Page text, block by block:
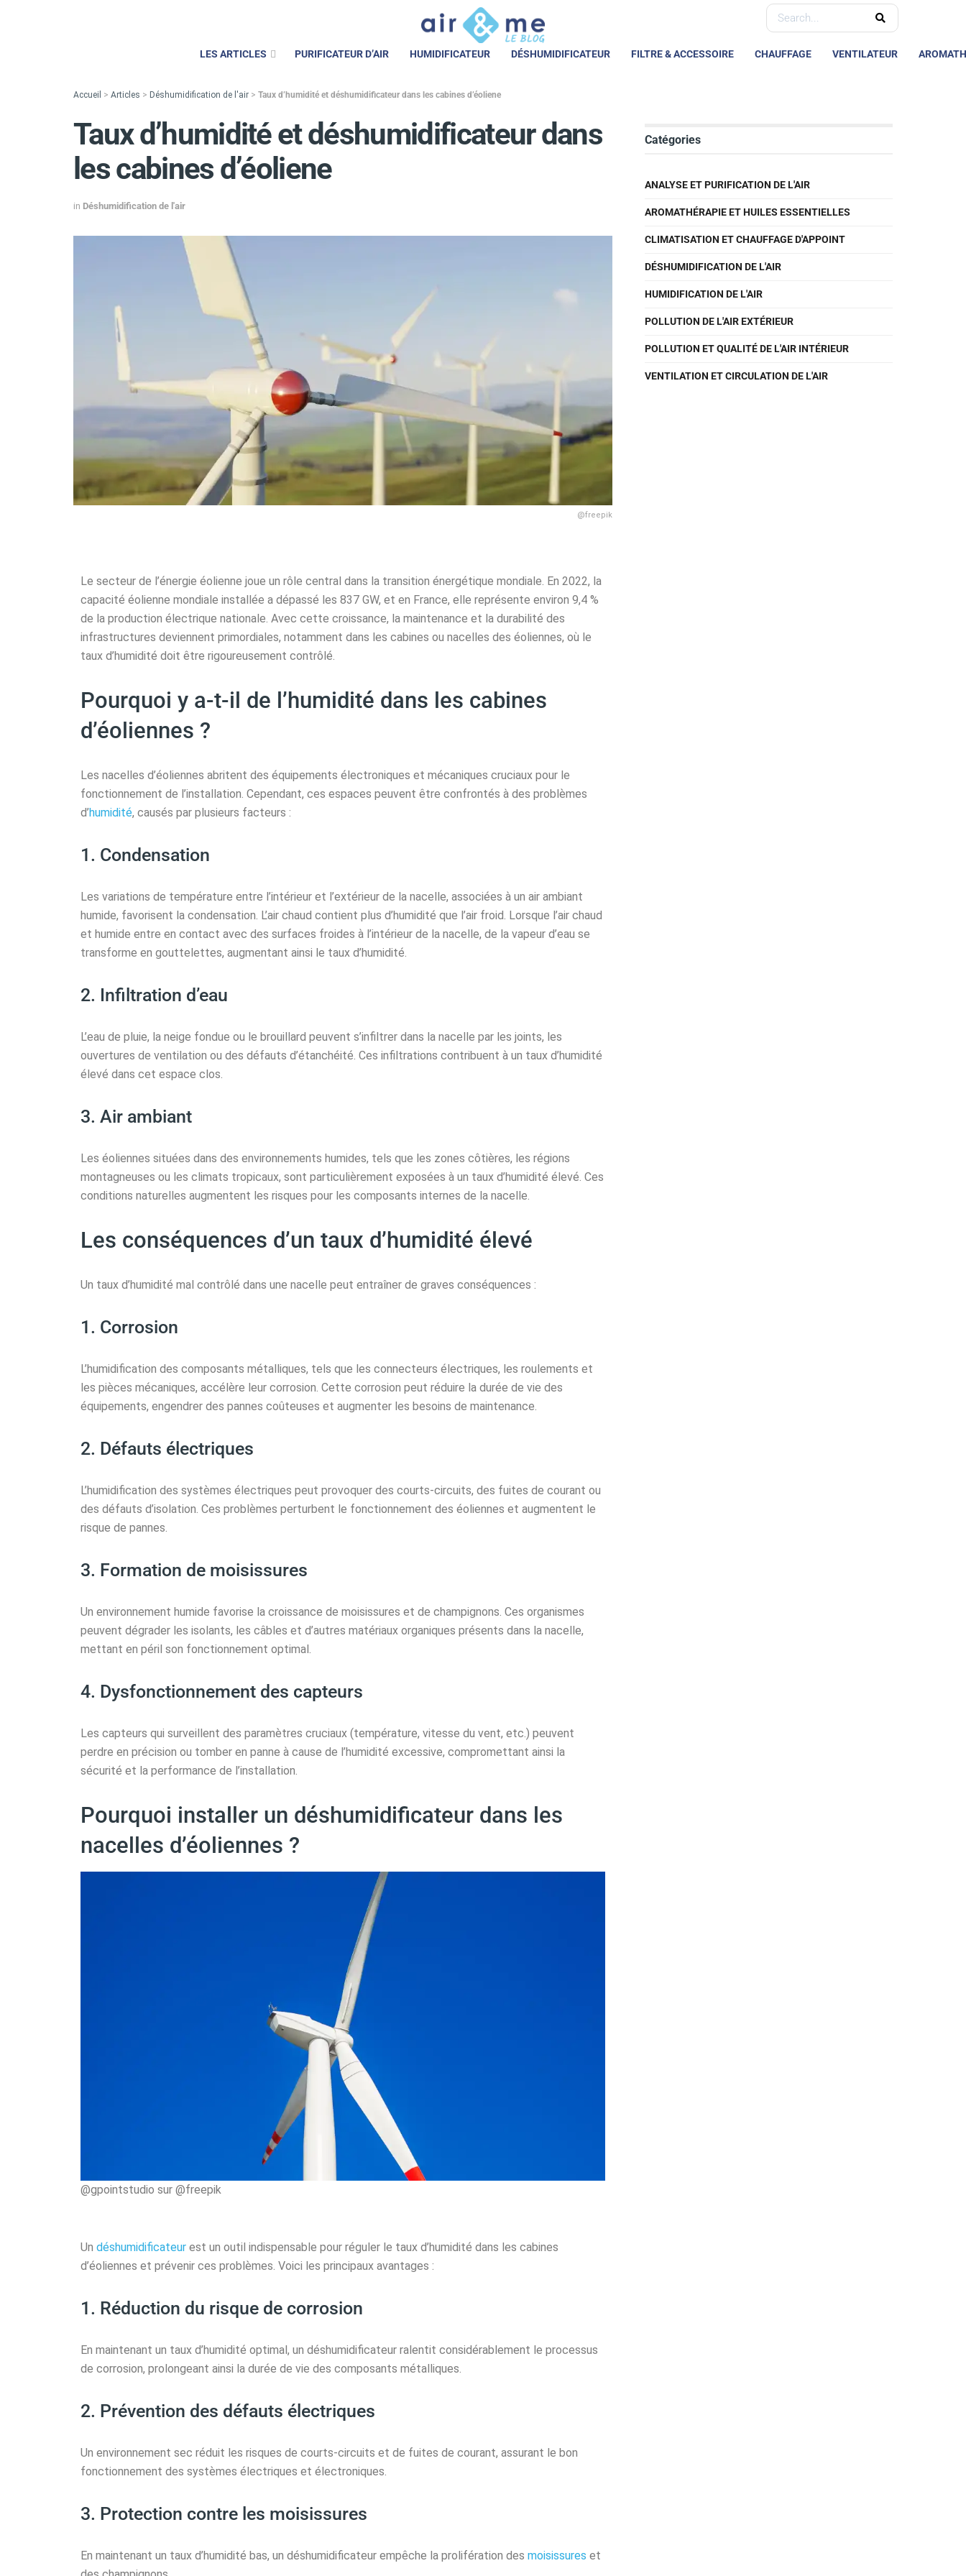
LES ARTICLES PURIFICATEUR D’AIR HUMIDIFICATEUR DÉSHUMIDIFICATEUR FILTRE & ACCESSOIRE CHAUFFAGE VENTILATEUR
Accueil > Articles > Déshumidification de l'air > Taux d’humidité et déshumidificateur dans les cabines d’éoliene
Taux d’humidité et déshumidificateur dans
les cabines d’éoliene
in Déshumidification de l'air
@freepik
Le secteur de l’énergie éolienne joue un rôle central dans la transition énergétique mondiale. En 2022, la
capacité éolienne mondiale installée a dépassé les 837 GW, et en France, elle représente environ 9,4 %
de la production électrique nationale. Avec cette croissance, la maintenance et la durabilité des
infrastructures deviennent primordiales, notamment dans les cabines ou nacelles des éoliennes, où le
taux d’humidité doit être rigoureusement contrôlé.
Pourquoi y a-t-il de l’humidité dans les cabines
d’éoliennes ?
Les nacelles d’éoliennes abritent des équipements électroniques et mécaniques cruciaux pour le
fonctionnement de l’installation. Cependant, ces espaces peuvent être confrontés à des problèmes
d’humidité, causés par plusieurs facteurs :
1. Condensation
Les variations de température entre l’intérieur et l’extérieur de la nacelle, associées à un air ambiant
humide, favorisent la condensation. L’air chaud contient plus d’humidité que l’air froid. Lorsque l’air chaud
et humide entre en contact avec des surfaces froides à l’intérieur de la nacelle, de la vapeur d’eau se
transforme en gouttelettes, augmentant ainsi le taux d’humidité.
2. Infiltration d’eau
L’eau de pluie, la neige fondue ou le brouillard peuvent s’infiltrer dans la nacelle par les joints, les
ouvertures de ventilation ou des défauts d’étanchéité. Ces infiltrations contribuent à un taux d’humidité
élevé dans cet espace clos.
3. Air ambiant
Les éoliennes situées dans des environnements humides, tels que les zones côtières, les régions
montagneuses ou les climats tropicaux, sont particulièrement exposées à un taux d’humidité élevé. Ces
conditions naturelles augmentent les risques pour les composants internes de la nacelle.
Les conséquences d’un taux d’humidité élevé
Un taux d’humidité mal contrôlé dans une nacelle peut entraîner de graves conséquences :
1. Corrosion
L’humidification des composants métalliques, tels que les connecteurs électriques, les roulements et
les pièces mécaniques, accélère leur corrosion. Cette corrosion peut réduire la durée de vie des
équipements, engendrer des pannes coûteuses et augmenter les besoins de maintenance.
2. Défauts électriques
L’humidification des systèmes électriques peut provoquer des courts-circuits, des fuites de courant ou
des défauts d’isolation. Ces problèmes perturbent le fonctionnement des éoliennes et augmentent le
risque de pannes.
3. Formation de moisissures
Un environnement humide favorise la croissance de moisissures et de champignons. Ces organismes
peuvent dégrader les isolants, les câbles et d’autres matériaux organiques présents dans la nacelle,
mettant en péril son fonctionnement optimal.
4. Dysfonctionnement des capteurs
Les capteurs qui surveillent des paramètres cruciaux (température, vitesse du vent, etc.) peuvent
perdre en précision ou tomber en panne à cause de l’humidité excessive, compromettant ainsi la
sécurité et la performance de l’installation.
Pourquoi installer un déshumidificateur dans les
nacelles d’éoliennes ?
@gpointstudio sur @freepik
Un déshumidificateur est un outil indispensable pour réguler le taux d’humidité dans les cabines
d’éoliennes et prévenir ces problèmes. Voici les principaux avantages :
1. Réduction du risque de corrosion
En maintenant un taux d’humidité optimal, un déshumidificateur ralentit considérablement le processus
de corrosion, prolongeant ainsi la durée de vie des composants métalliques.
2. Prévention des défauts électriques
Un environnement sec réduit les risques de courts-circuits et de fuites de courant, assurant le bon
fonctionnement des systèmes électriques et électroniques.
3. Protection contre les moisissures
En maintenant un taux d’humidité bas, un déshumidificateur empêche la prolifération des moisissures et
Catégories
ANALYSE ET PURIFICATION DE L'AIR
AROMATHÉRAPIE ET HUILES ESSENTIELLES
CLIMATISATION ET CHAUFFAGE D'APPOINT
DÉSHUMIDIFICATION DE L'AIR
HUMIDIFICATION DE L'AIR
POLLUTION DE L'AIR EXTÉRIEUR
POLLUTION ET QUALITÉ DE L'AIR INTÉRIEUR
VENTILATION ET CIRCULATION DE L'AIR